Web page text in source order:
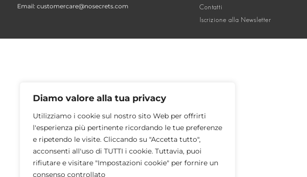
Diamo valore alla tua privacy
Utilizziamo i cookie sul nostro sito Web per offrirti
l'esperienza più pertinente ricordando le tue preferenze
e ripetendo le visite. Cliccando su "Accetta tutto",
acconsenti all'uso di TUTTI i cookie. Tuttavia, puoi
rifiutare e visitare "Impostazioni cookie" per fornire un
consenso controllato
Email: customercare@nosecrets.com
Contatti
Iscrizione alla Newsletter